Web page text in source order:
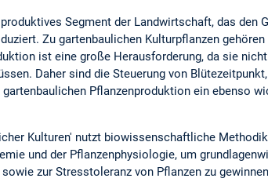
Segment der Landwirtschaft, das den
Zu gartenbaulichen Kulturpflanzen
ist eine große Herausforderung, da sie
Daher sind die Steuerung von
Pflanzenproduktion ein ebenso
Kulturen' nutzt biowissenschaftliche
und der Pflanzenphysiologie, um
zur Stresstoleranz von Pflanzen zu